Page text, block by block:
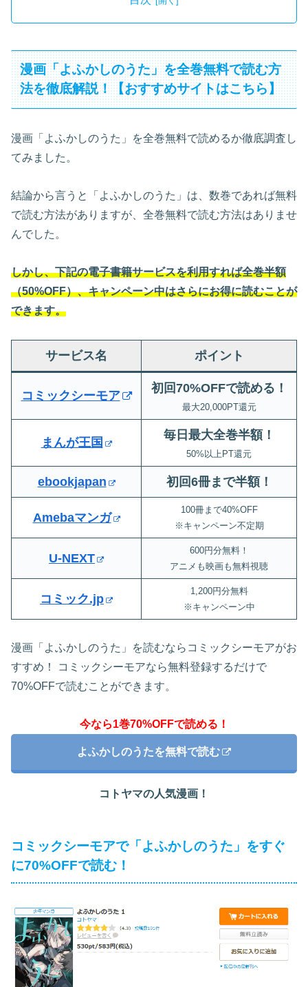
漫画「よふかしのうた」を全巻無料で読む方
法を徹底解説！【おすすめサイトはこちら】
漫画「よふかしのうた」を全巻無料で読めるか徹底調査し
てみました。
結論から言うと「よふかしのうた」は、数巻であれば無料
で読む方法がありますが、全巻無料で読む方法はありませ
んでした。
しかし、下記の電子書籍サービスを利用すれば全巻半額
（50%OFF）、キャンペーン中はさらにお得に読むことが
できます。
サービス名 ポイント
コミックシーモア
初回70%OFFで読める！
最大20,000PT還元
まんが王国
毎日最大全巻半額！
50%以上PT還元
ebookjapan 初回6冊まで半額！
Amebaマンガ
100冊まで40%OFF
※キャンペーン不定期
U-NEXT
600円分無料！
アニメも映画も無料視聴
コミック.jp
1,200円分無料
※キャンペーン中
漫画「よふかしのうた」を読むならコミックシーモアがお
すすめ！ コミックシーモアなら無料登録するだけで
70%OFFで読むことができます。
今なら1巻70%OFFで読める！
よふかしのうたを無料で読む
コトヤマの人気漫画！
コミックシーモアで「よふかしのうた」をすぐ
に70%OFFで読む！